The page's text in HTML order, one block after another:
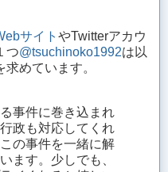
サイト やTwitterアカウ
つ@tsuchinoko1992は以
めています。
事件に巻き込まれ
政も対応してくれ
の事件を一緒に解
ます。少しでも、